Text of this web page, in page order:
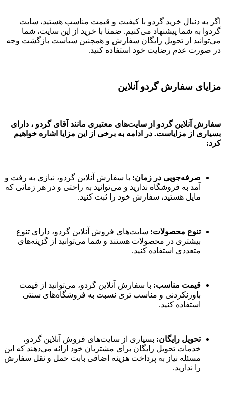
اگر به دنبال خرید گردو با کیفیت و قیمت مناسب هستید، سایت
گردوا به شما پیشنهاد می‌کنیم. ضمنا با خرید از این سایت، شما
می‌توانید از تحویل رایگان سفارش و همچنین سیاست بازگشت وجه
در صورت عدم رضایت خود استفاده کنید.
مزایای سفارش گردو آنلاین
سفارش آنلاین گردو از سایت‌های معتبری مانند آقای گردو ، دارای
بسیاری از مزایاست. در ادامه به برخی از این مزایا اشاره خواهیم
کرد:
صرفه‌جویی در زمان: با سفارش آنلاین گردو، نیازی به رفت و
آمد به فروشگاه ندارید و می‌توانید به راحتی و در هر زمانی که
مایل هستید، سفارش خود را ثبت کنید.
تنوع محصولات: سایت‌های فروش آنلاین گردو، دارای تنوع
بیشتری در محصولات هستند و شما می‌توانید از گزینه‌های
متعددی استفاده کنید.
قیمت مناسب: با سفارش آنلاین گردو، می‌توانید از قیمت
باورنکردنی و مناسب تری نسبت به فروشگاه‌های سنتی
استفاده کنید.
تحویل رایگان: بسیاری از سایت‌های فروش آنلاین گردو،
خدمات تحویل رایگان برای مشتریان خود ارائه می‌دهند که این
مسئله نیاز به پرداخت هزینه اضافی بابت حمل و نقل سفارش
را ندارید.